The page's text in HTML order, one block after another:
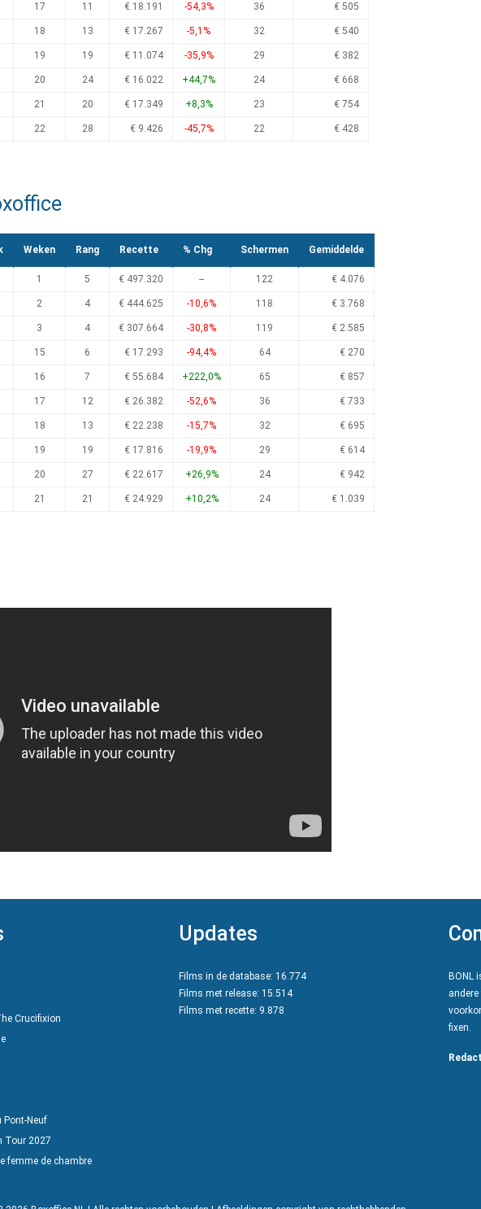
17 11 € 18.191 -54,3% 36 € 505
18 13 € 17.267 -5,1% 32 € 540
19 19 € 11.074 -35,9% 29 € 382
20 24 € 16.022 +44,7% 24 € 668
21 20 € 17.349 +8,3% 23 € 754
22 28 € 9.426 -45,7% 22 € 428
Weken Rang Recette % Chg Schermen Gemiddelde
1 5 € 497.320 -- 122 € 4.076
2 4 € 444.625 -10,6% 118 € 3.768
3 4 € 307.664 -30,8% 119 € 2.585
15 6 € 17.293 -94,4% 64 € 270
16 7 € 55.684 +222,0% 65 € 857
17 12 € 26.382 -52,6% 36 € 733
18 13 € 22.238 -15,7% 32 € 695
19 19 € 17.816 -19,9% 29 € 614
20 27 € 22.617 +26,9% 24 € 942
21 21 € 24.929 +10,2% 24 € 1.039
Crucifixion
Pont-Neuf
Tour 2027
femme de chambre
Updates
Films in de database: 16.774
Films met release: 15.514
Films met recette: 9.878
BONL
fixen.